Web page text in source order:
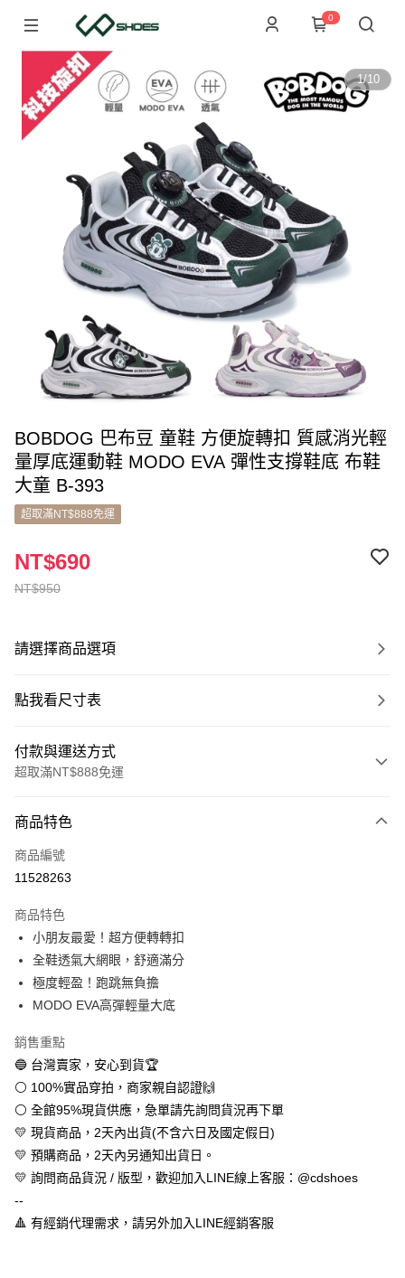
0
1/10
BOBDOG 巴布豆 童鞋 方便旋轉扣 質感消光輕
量厚底運動鞋 MODO EVA 彈性支撐鞋底 布鞋
大童 B-393
超取滿NT$888免運
NT$950
NT$690
請選擇商品選項
點我看尺寸表
付款與運送方式
超取滿NT$888免運
信用卡一次付款
超商取貨付款
Apple Pay
街口支付
悠遊付
全盈+PAY
AFTEE先享後付
相關說明
【關於「AFTEE先享後付」】
AFTEE先享後付是「在收到商品之後才付款」的支付方式。 讓您購物簡單
便利好安心！
１．簡單：不需註冊會員、不需綁卡、不需儲值。
２．便利：只要手機號碼，簡訊認證，即可結帳。
【「AFTEE先享後付」結帳流程】
每筆NT$60，滿NT$888(含以上)免運費
商品特色
商品編號
11528263
商品特色
小朋友最愛！超方便轉轉扣
全鞋透氣大網眼，舒適滿分
極度輕盈！跑跳無負擔
MODO EVA高彈輕量大底
銷售重點
🔵 台灣賣家，安心到貨🏆
⚪ 100%實品穿拍，商家親自認證🙌
⚪ 全館95%現貨供應，急單請先詢問貨況再下單
💛 現貨商品，2天內出貨(不含六日及國定假日)
💛 預購商品，2天內另通知出貨日。
💛 詢問商品貨況 / 版型，歡迎加入LINE線上客服：@cdshoes
--
🔺 有經銷代理需求，請另外加入LINE經銷客服